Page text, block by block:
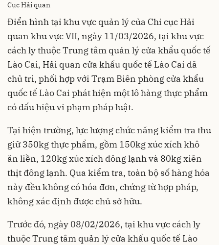
Cục Hải quan
Điển hình tại khu vực quản lý của Chi cục Hải
quan khu vực VII, ngày 11/03/2026, tại khu vực
cách ly thuộc Trung tâm quản lý cửa khẩu quốc tế
Lào Cai, Hải quan cửa khẩu quốc tế Lào Cai đã
chủ trì, phối hợp với Trạm Biên phòng cửa khẩu
quốc tế Lào Cai phát hiện một lô hàng thực phẩm
có dấu hiệu vi phạm pháp luật.
Tại hiện trường, lực lượng chức năng kiểm tra thu
giữ 350kg thực phẩm, gồm 150kg xúc xích khô
ăn liền, 120kg xúc xích đông lạnh và 80kg xiên
thịt đông lạnh. Qua kiểm tra, toàn bộ số hàng hóa
này đều không có hóa đơn, chứng từ hợp pháp,
không xác định được chủ sở hữu.
Trước đó, ngày 08/02/2026, tại khu vực cách ly
thuộc Trung tâm quản lý cửa khẩu quốc tế Lào